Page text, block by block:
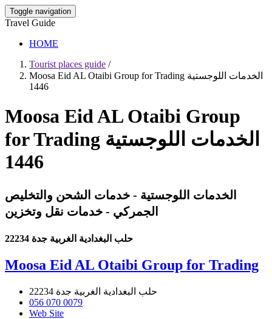
Toggle navigation
Travel Guide
HOME
Tourist places guide /
Moosa Eid AL Otaibi Group for Trading الخدمات اللوجستية
1446
Moosa Eid AL Otaibi Group
for Trading الخدمات اللوجستية
1446
الخدمات اللوجستية - خدمات الشحن والتخليص
الجمركي - خدمات نقل وتخزين
حلب البغدادية الغربية جدة 22234
Moosa Eid AL Otaibi Group for Trading
حلب البغدادية الغربية جدة 22234
056 070 0079
Web Site